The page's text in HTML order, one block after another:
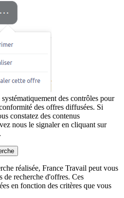
des contrôles pour
des offres diffusées. Si
constatez des contenus
nous le signaler en cliquant sur
réalisée, France Travail peut vous
de recherche d'offres. Ces
en fonction des critères que vous